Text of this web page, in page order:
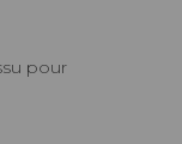
pour